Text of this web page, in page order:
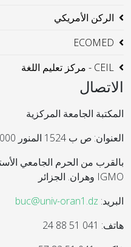
الركن الأمريكي
ECOMED
CEIL - مركز تعليم اللغة
الاتصال
المكتبة الجامعة المركزية
العنوان: ص ب 1524 المنور 31000 وهران
بالقرب من الحرم الجامعي
IGMO وهران. الجزائر
البريد: buc@univ-oran1.dz
هاتف: 041 51 88 24